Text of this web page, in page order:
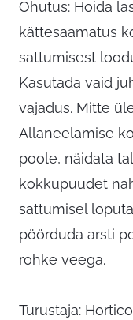
Ohutus: Hoida
kättesaamatus
sattumisest
Kasutada vaid
vajadus. Mitte
Allaneelamise
poole, näidata
kokkupuudet
sattumisel
pöörduda arsti
rohke veega.
Turustaja: